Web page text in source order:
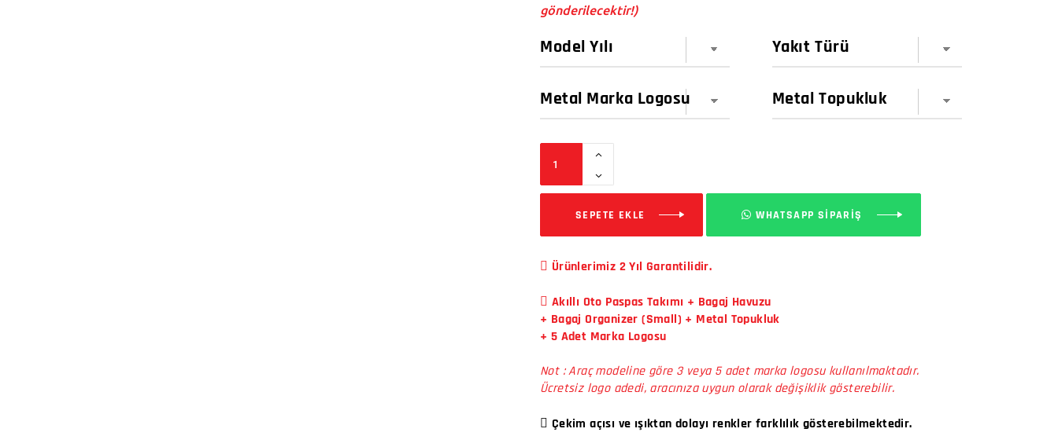
gönderilecektir!)
SEPETE EKLE WHATSAPP SİPARİŞ
Ürünlerimiz 2 Yıl Garantilidir.
Akıllı Oto Paspas Takımı + Bagaj Havuzu
+ Bagaj Organizer (Small) + Metal Topukluk
+ 5 Adet Marka Logosu
Not : Araç modeline göre 3 veya 5 adet marka logosu kullanılmaktadır.
Ücretsiz logo adedi, aracınıza uygun olarak değişiklik gösterebilir.
Çekim açısı ve ışıktan dolayı renkler farklılık gösterebilmektedir.